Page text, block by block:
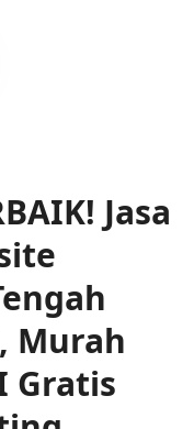
Jasa
Murah
Gratis